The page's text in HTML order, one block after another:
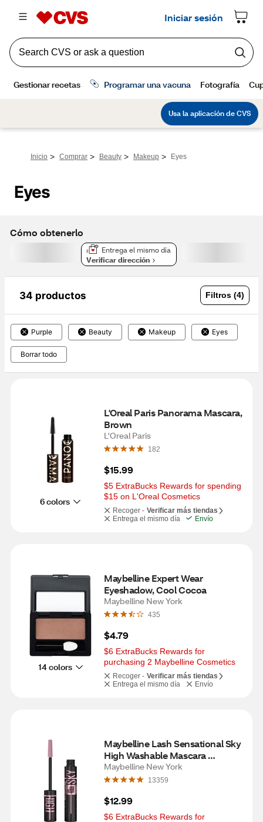
Inicio > Comprar > Beauty > Makeup > Eyes
Eyes
Cómo obtenerlo
Entrega el mismo día
Verificar dirección
34 productos Filtros (4)
Purple Beauty Makeup Eyes
Borrar todo
6 colors
L'Oreal Paris Panorama Mascara,
Brown
L'Oreal Paris
182
$15.99
$5 ExtraBucks Rewards for spending
$15 on L'Oreal Cosmetics
Recoger - Verificar más tiendas
Entrega el mismo día
Envío
14 colors
Maybelline Expert Wear
Eyeshadow, Cool Cocoa
Maybelline New York
435
$4.79
$6 ExtraBucks Rewards for
purchasing 2 Maybelline Cosmetics
Recoger - Verificar más tiendas
Entrega el mismo día
Envío
Maybelline Lash Sensational Sky
High Washable Mascara
Makeup, Cosmic Black, 0.24 fl
OZ
Maybelline New York
13359
$12.99
$6 ExtraBucks Rewards for